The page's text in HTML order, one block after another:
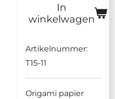
In
winkelwagen
Artikelnummer:
T15-11
Origami papier